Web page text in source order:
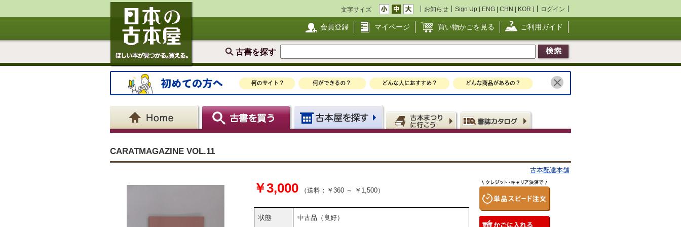
文字サイズ お知らせ Sign Up [ ENG | CHN | KOR ] ログイン
会員登録 マイページ 買い物かごを見る ご利用ガイド
古書を探す
CARATMAGAZINE VOL.11
古本配達本舗
￥3,000 （送料：￥360 ～ ￥1,500）
状態 中古品（良好）